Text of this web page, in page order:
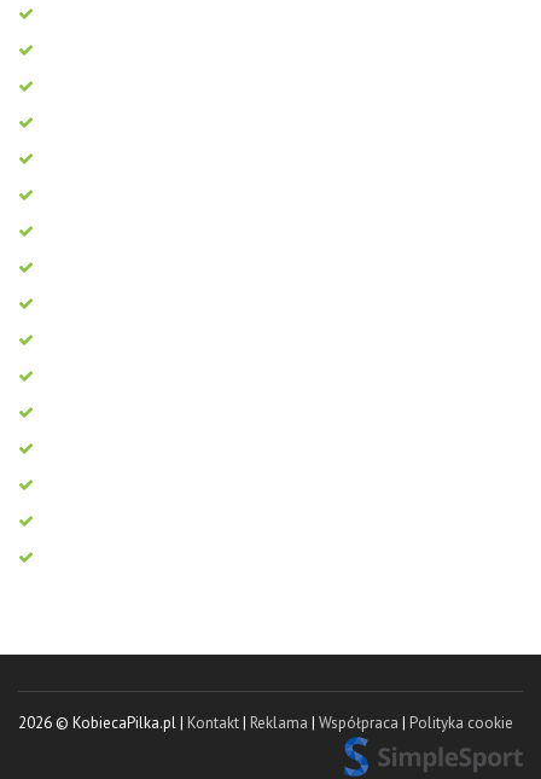
2026 © KobiecaPilka.pl | Kontakt| Reklama | Współpraca | Polityka cookie